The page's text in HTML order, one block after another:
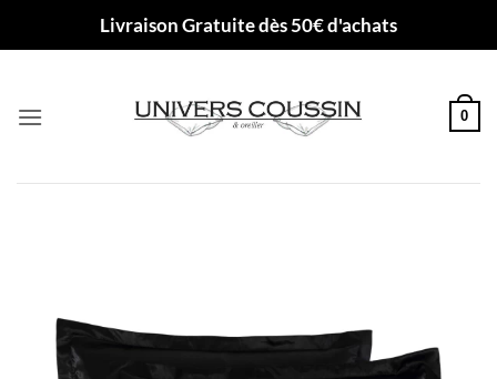
Livraison Gratuite dès 50€ d'achats
0